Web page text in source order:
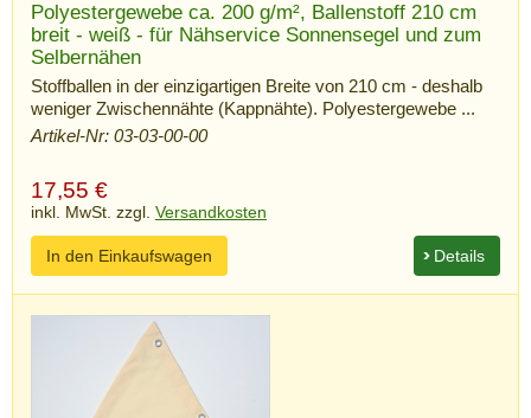
Polyestergewebe ca. 200 g/m², Ballenstoff 210 cm
breit - weiß - für Nähservice Sonnensegel und zum
Selbernähen
Stoffballen in der einzigartigen Breite von 210 cm - deshalb
weniger Zwischennähte (Kappnähte). Polyestergewebe ...
Artikel-Nr: 03-03-00-00
17,55 €
inkl. MwSt. zzgl. Versandkosten
Details
In den Einkaufswagen